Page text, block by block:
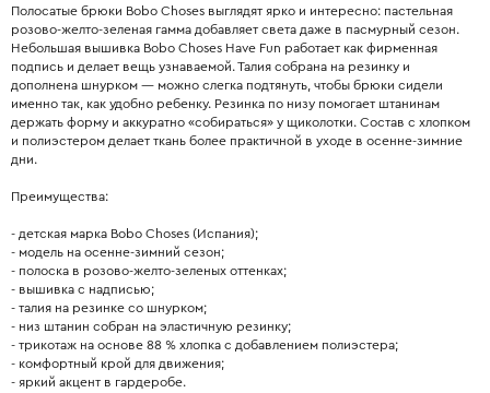
Полосатые брюки Bobo Choses выглядят ярко и интересно: пастельная
розово‐желто‐зеленая гамма добавляет света даже в пасмурный сезон.
Небольшая вышивка Bobo Choses Have Fun работает как фирменная
подпись и делает вещь узнаваемой. Талия собрана на резинку и
дополнена шнурком — можно слегка подтянуть, чтобы брюки сидели
именно так, как удобно ребенку. Резинка по низу помогает штанинам
держать форму и аккуратно «собираться» у щиколотки. Состав с хлопком
и полиэстером делает ткань более практичной в уходе в осенне‐зимние
дни.
Преимущества:
- детская марка Bobo Choses (Испания);
- модель на осенне‐зимний сезон;
- полоска в розово‐желто‐зеленых оттенках;
- вышивка с надписью;
- талия на резинке со шнурком;
- низ штанин собран на эластичную резинку;
- трикотаж на основе 88 % хлопка с добавлением полиэстера;
- комфортный крой для движения;
- яркий акцент в гардеробе.